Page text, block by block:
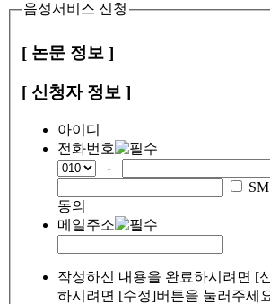
음성서비스 신청
[ 논문 정보 ]
[ 신청자 정보 ]
아이디
전화번호
-
동의
메일주소
작성하신 내용을 완료하시려면 [
하시려면 [수정]버튼을 눌러주세